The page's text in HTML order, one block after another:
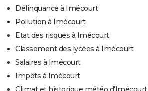
Délinquance à Imécourt
Pollution à Imécourt
Etat des risques à Imécourt
Classement des lycées à Imécourt
Salaires à Imécourt
Impôts à Imécourt
Climat et historique météo d'Imécourt